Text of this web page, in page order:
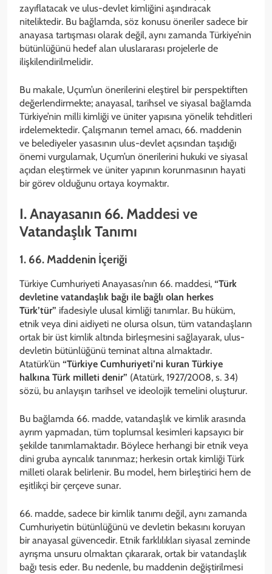
zayıflatacak ve ulus-devlet kimliğini aşındıracak
niteliktedir. Bu bağlamda, söz konusu öneriler sadece bir
anayasa tartışması olarak değil, aynı zamanda Türkiye’nin
bütünlüğünü hedef alan uluslararası projelerle de
ilişkilendirilmelidir.
Bu makale, Uçum’un önerilerini eleştirel bir perspektiften
değerlendirmekte; anayasal, tarihsel ve siyasal bağlamda
Türkiye’nin milli kimliği ve üniter yapısına yönelik tehditleri
irdelemektedir. Çalışmanın temel amacı, 66. maddenin
ve belediyeler yasasının ulus-devlet açısından taşıdığı
önemi vurgulamak, Uçum’un önerilerini hukuki ve siyasal
açıdan eleştirmek ve üniter yapının korunmasının hayati
bir görev olduğunu ortaya koymaktır.
I. Anayasanın 66. Maddesi ve
Vatandaşlık Tanımı
1. 66. Maddenin İçeriği
Türkiye Cumhuriyeti Anayasası’nın 66. maddesi, “Türk
devletine vatandaşlık bağı ile bağlı olan herkes
Türk’tür” ifadesiyle ulusal kimliği tanımlar. Bu hüküm,
etnik veya dini aidiyeti ne olursa olsun, tüm vatandaşların
ortak bir üst kimlik altında birleşmesini sağlayarak, ulus-
devletin bütünlüğünü teminat altına almaktadır.
Atatürk’ün “Türkiye Cumhuriyeti’ni kuran Türkiye
halkına Türk milleti denir” (Atatürk, 1927/2008, s. 34)
sözü, bu anlayışın tarihsel ve ideolojik temelini oluşturur.
Bu bağlamda 66. madde, vatandaşlık ve kimlik arasında
ayrım yapmadan, tüm toplumsal kesimleri kapsayıcı bir
şekilde tanımlamaktadır. Böylece herhangi bir etnik veya
dini gruba ayrıcalık tanınmaz; herkesin ortak kimliği Türk
milleti olarak belirlenir. Bu model, hem birleştirici hem de
eşitlikçi bir çerçeve sunar.
66. madde, sadece bir kimlik tanımı değil, aynı zamanda
Cumhuriyetin bütünlüğünü ve devletin bekasını koruyan
bir anayasal güvencedir. Etnik farklılıkları siyasal zeminde
ayrışma unsuru olmaktan çıkararak, ortak bir vatandaşlık
bağı tesis eder. Bu nedenle, bu maddenin değiştirilmesi